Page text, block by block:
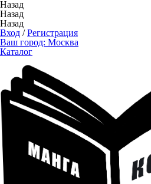
Назад
Назад
Назад
Вход /Регистрация
Ваш город: Москва
Каталог